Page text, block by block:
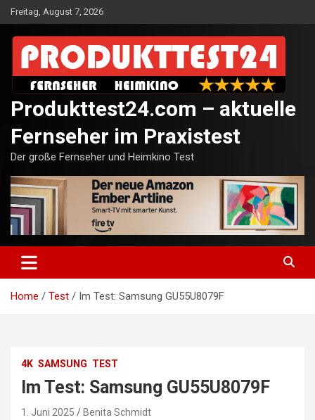
Skip
to
content
Freitag, August 7, 2026
Produkttest24.com – aktuelle
Fernseher im Praxistest
Der große Fernseher und Heimkino Test
Home Test Im Test: Samsung GU55U8079F
4K SAMSUNG TEST
Im Test: Samsung GU55U8079F
1. Juni 2025 Benita Schmidt